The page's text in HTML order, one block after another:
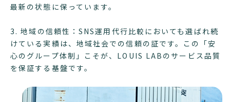
最新の状態に保っています。
3. 地域の信頼性：SNS運用代行比較においても選ばれ続
けている実績は、地域社会での信頼の証です。この「安
心のグループ体制」こそが、LOUIS LABのサービス品質
を保証する基盤です。